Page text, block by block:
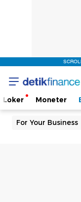
Loker Moneter
For Your Business